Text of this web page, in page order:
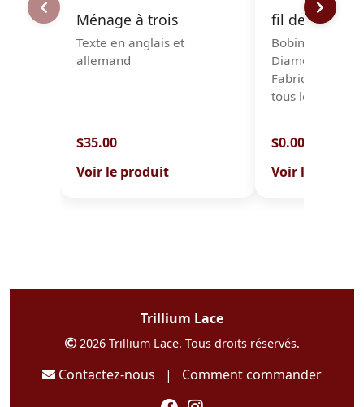
Ménage à trois
Texte en anglais et
allemand
$35.00
Voir le produit
fil dentelle
Bobine : 225 m
Diamètre du fil
Fabriqué en
tous les fils Fil
$0.00
Voir le produit
Trillium Lace
2026 Trillium Lace. Tous droits réservés.
Contactez-nous | Comment commander